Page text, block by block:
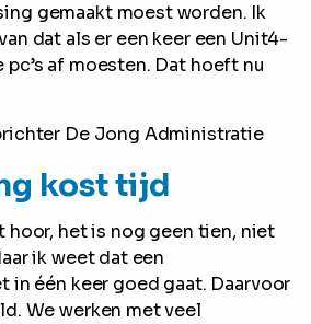
gemaakt moest worden. Ik
dat als er een keer een Unit4-
pc’s af moesten. Dat hoeft nu
De Jong Administratie
kost tijd
hoor, het is nog geen tien, niet
ik weet dat een
in één keer goed gaat. Daarvoor
We werken met veel